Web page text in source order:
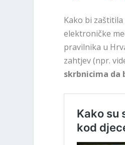
Kako bi
elektroničke
pravilnika u
zahtjev (npr.
skrbnicima da